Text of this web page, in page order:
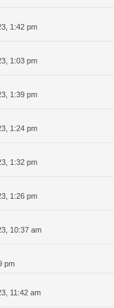
1:42 pm
1:03 pm
1:39 pm
1:24 pm
1:32 pm
1:26 pm
10:37 am
pm
11:42 am